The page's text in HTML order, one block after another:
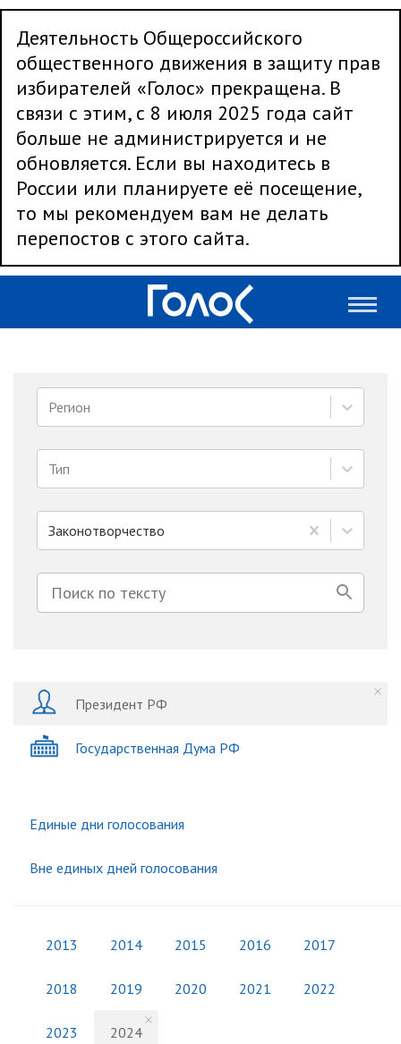
Деятельность Общероссийского
общественного движения в защиту прав
избирателей «Голос» прекращена. В
связи с этим, с 8 июля 2025 года сайт
больше не администрируется и не
обновляется. Если вы находитесь в
России или планируете её посещение,
то мы рекомендуем вам не делать
перепостов с этого сайта.
Регион
Тип
Законотворчество
Президент РФ
Государственная Дума РФ
Единые дни голосования
Вне единых дней голосования
2013 2014 2015 2016 2017
2018 2019 2020 2021 2022
2023 2024